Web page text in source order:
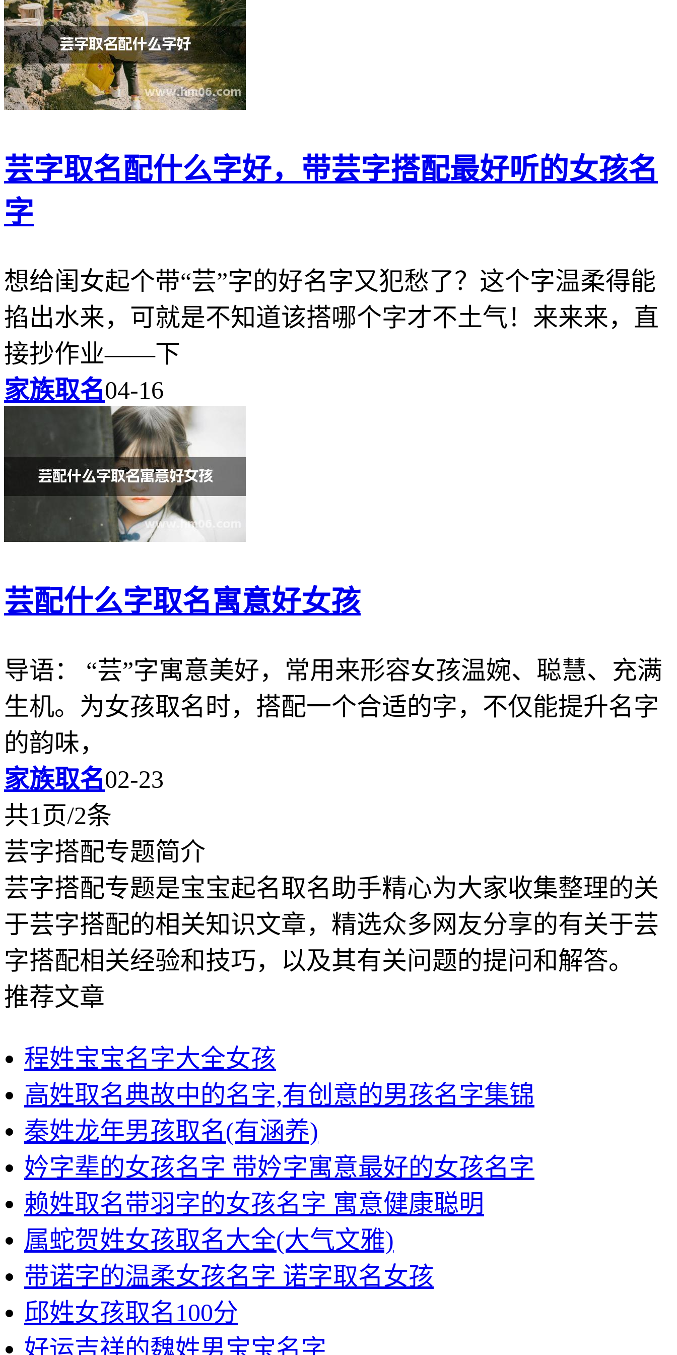
芸字取名配什么字好，带芸字搭配最好听的女孩名
字
想给闺女起个带“芸”字的好名字又犯愁了？这个字温柔得能
掐出水来，可就是不知道该搭哪个字才不土气！来来来，直
接抄作业——下
家族取名04-16
芸配什么字取名寓意好女孩
导语： “芸”字寓意美好，常用来形容女孩温婉、聪慧、充满
生机。为女孩取名时，搭配一个合适的字，不仅能提升名字
的韵味，
家族取名02-23
共1页/2条
芸字搭配专题简介
芸字搭配专题是宝宝起名取名助手精心为大家收集整理的关
于芸字搭配的相关知识文章，精选众多网友分享的有关于芸
字搭配相关经验和技巧，以及其有关问题的提问和解答。
推荐文章
程姓宝宝名字大全女孩
高姓取名典故中的名字,有创意的男孩名字集锦
秦姓龙年男孩取名(有涵养)
妗字辈的女孩名字 带妗字寓意最好的女孩名字
赖姓取名带羽字的女孩名字 寓意健康聪明
属蛇贺姓女孩取名大全(大气文雅)
带诺字的温柔女孩名字 诺字取名女孩
邱姓女孩取名100分
好运吉祥的魏姓男宝宝名字